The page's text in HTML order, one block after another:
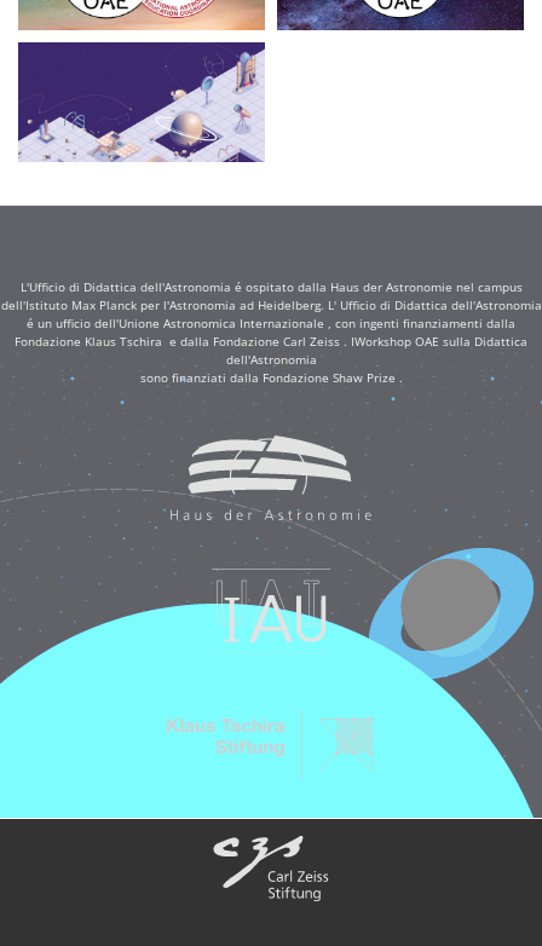
L'Ufficio di Didattica dell'Astronomia é ospitato dalla Haus der Astronomie nel campus
dell'Istituto Max Planck per l'Astronomia ad Heidelberg. L' Ufficio di Didattica dell'Astronomia
é un ufficio dell'Unione Astronomica Internazionale , con ingenti finanziamenti dalla
Fondazione Klaus Tschira e dalla Fondazione Carl Zeiss . IWorkshop OAE sulla Didattica
dell'Astronomia
sono finanziati dalla Fondazione Shaw Prize .